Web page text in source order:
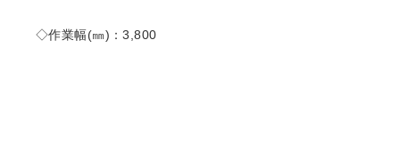
◇作業幅(㎜)：3,800